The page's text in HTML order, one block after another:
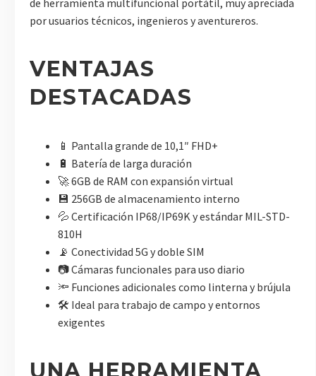
de herramienta multifuncional portátil, muy apreciada
por usuarios técnicos, ingenieros y aventureros.
VENTAJAS
DESTACADAS
📱 Pantalla grande de 10,1″ FHD+
🔋 Batería de larga duración
🚀 6GB de RAM con expansión virtual
💾 256GB de almacenamiento interno
💦 Certificación IP68/IP69K y estándar MIL-STD-
810H
📡 Conectividad 5G y doble SIM
📷 Cámaras funcionales para uso diario
🔦 Funciones adicionales como linterna y brújula
🛠️ Ideal para trabajo de campo y entornos
exigentes